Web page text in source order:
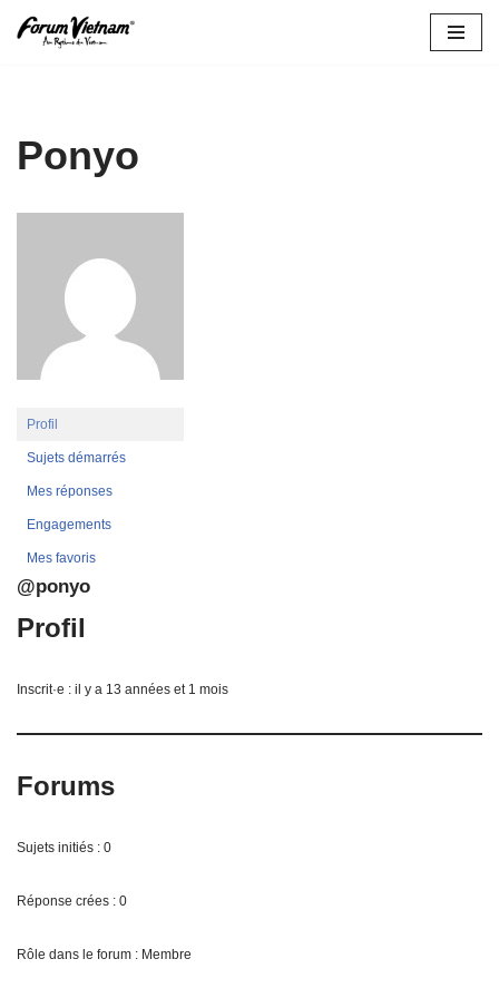
Ponyo
Profil
Sujets démarrés
Mes réponses
Engagements
Mes favoris
@ponyo
Profil
Inscrit·e : il y a 13 années et 1 mois
Forums
Sujets initiés : 0
Réponse crées : 0
Rôle dans le forum : Membre